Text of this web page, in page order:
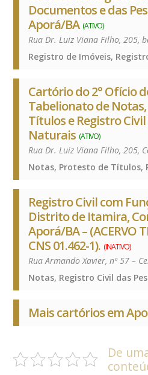
Documentos e das
Aporá/BA (ATIVO)
Cartório do 2° Ofício
Tabelionato de
Títulos e Registro Civil
Naturais (ATIVO)
Registro Civil com
Distrito de Itamira,
Aporá/BA – (ACERVO
CNS 01.462-1). (INATIVO)
Rua Armando Xavier, nº 57 –
Mais cartórios em
De